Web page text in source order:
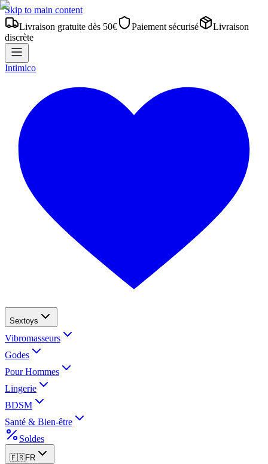
Skip to main content
Livraison gratuite dès 50€
Paiement sécurisé
Livraison
discrète
Intimico
Sextoys
Vibromasseurs
Godes
Pour Hommes
Lingerie
BDSM
Santé & Bien-être
Soldes
🇫🇷FR